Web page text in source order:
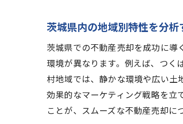
茨城県内の地域別特性を分析
茨城県での不動産売却を成功に導
環境が異なります。例えば、つく
村地域では、静かな環境や広い土
効果的なマーケティング戦略を立
ことが、スムーズな不動産売却に